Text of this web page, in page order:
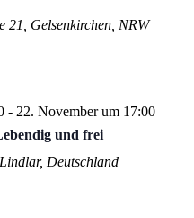
21, Gelsenkirchen, NRW
und frei
- 22. November um 17:00
Deutschland